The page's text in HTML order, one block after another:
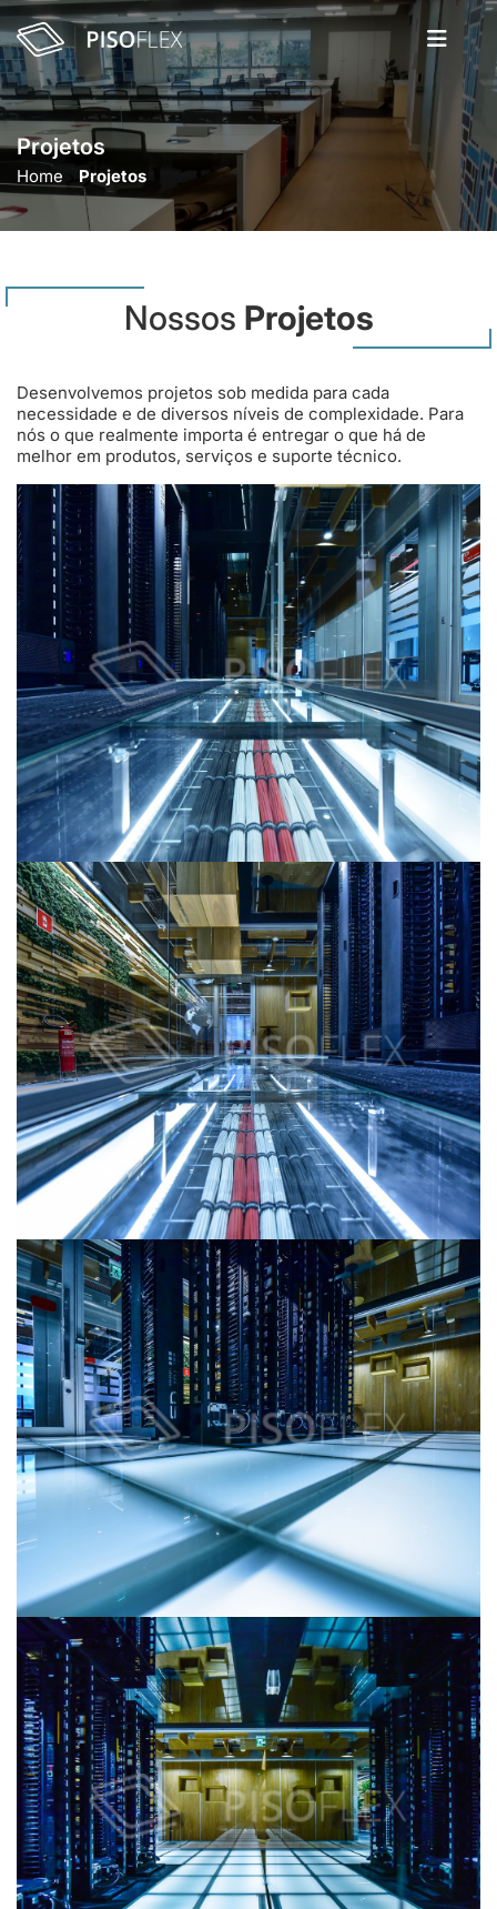
Projetos
Home Projetos
Nossos Projetos
Desenvolvemos projetos sob medida para cada
necessidade e de diversos níveis de complexidade. Para
nós o que realmente importa é entregar o que há de
melhor em produtos, serviços e suporte técnico.